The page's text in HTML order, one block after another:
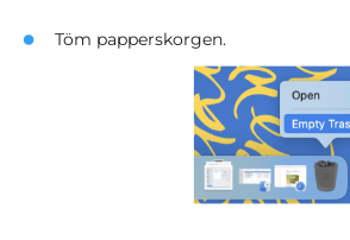
Töm papperskorgen.